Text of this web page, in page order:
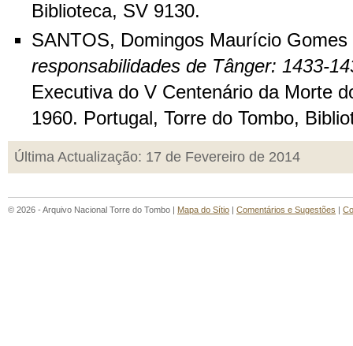
Biblioteca, SV 9130.
SANTOS, Domingos Maurício
responsabilidades de Tânger: 1433-
Executiva do V Centenário da Morte
1960. Portugal, Torre do Tombo,
Última Actualização: 17 de Fevereiro de 2014
© 2026 - Arquivo Nacional Torre do Tombo | Mapa do Sítio | Comentários e Sugestões |